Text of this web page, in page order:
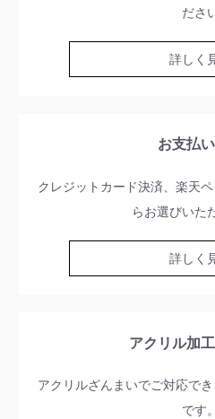
ださ
詳しく
お支払
クレジットカード決済、楽天
らお選びいた
詳しく
アクリル加
アクリルざんまいでご対応で
です。